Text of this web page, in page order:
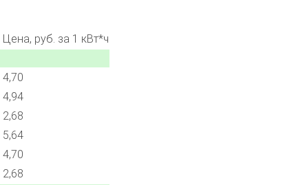
Цена, руб. за 1 кВт*ч
4,70
4,94
2,68
5,64
4,70
2,68